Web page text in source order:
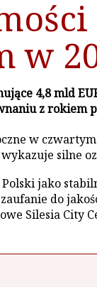
w
4,8 mld
z rokiem
w
silne
jako
do
Silesia City